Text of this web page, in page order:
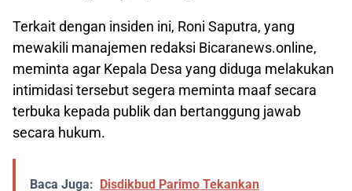
Terkait dengan insiden ini, Roni Saputra, yang
mewakili manajemen redaksi Bicaranews.online,
meminta agar Kepala Desa yang diduga melakukan
intimidasi tersebut segera meminta maaf secara
terbuka kepada publik dan bertanggung jawab
secara hukum.
Baca Juga: Disdikbud Parimo Tekankan